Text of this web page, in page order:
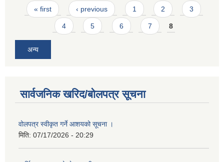
Pages
« first ‹ previous 1 2 3
4 5 6 7 8
अन्य
सार्वजनिक खरिद/बोलपत्र सूचना
वोलपत्र स्वीकृत गर्ने आशयको सूचना ।
मिति: 07/17/2026 - 20:29